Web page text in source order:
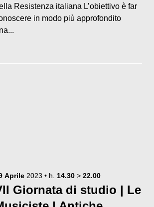
Resistenza italiana L’obiettivo è far
in modo più approfondito
Aprile 2023 • h. 14.30 > 22.00
Giornata di studio | Le